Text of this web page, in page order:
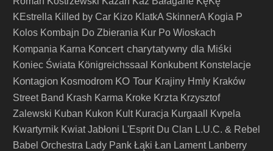
KEstrella Killed by Car Kizo KlatkA SkinnerA Kogia P
Kolos Kombajn Do Zbierania Kur Po Wioskach
Kompania Karna Koncert charytatywny dla Miśki
Koniec Świata Königreichssaal Konkubent Konstelacje
Kontagion Kosmodrom KO Tour Krajiny Hmly Kraków
Street Band Krash Karma Kroke Krzta Krzysztof
Zalewski Kuban Kukon Kult Kuracja Kurgaall
Kvpela
Kwartyrnik Kwiat Jabłoni L'Esprit Du Clan L.U.C. & Rebel
Babel Orchestra Lady Pank Łąki Łan Lament Lanberry